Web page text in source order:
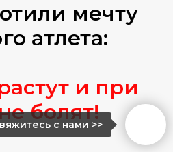
с нами >>
мечту
атлета:
и при
болят!